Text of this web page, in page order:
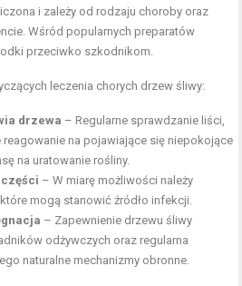
i zależy od rodzaju choroby oraz
Wśród popularnych preparatów
przeciwko szkodnikom.
leczenia chorych drzew śliwy:
drzewa – Regularne sprawdzanie liści,
na pojawiające się niepokojące
na uratowanie rośliny.
– W miarę możliwości należy
mogą stanowić źródło infekcji.
– Zapewnienie drzewu śliwy
odżywczych oraz regularna
naturalne mechanizmy obronne.